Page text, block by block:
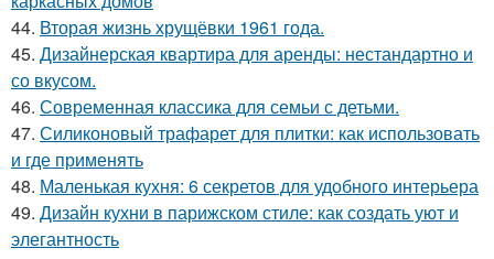
44. Вторая жизнь хрущёвки 1961 года.
45. Дизайнерская квартира для аренды: нестандартно и
со вкусом.
46. Современная классика для семьи с детьми.
47. Силиконовый трафарет для плитки: как использовать
и где применять
48. Маленькая кухня: 6 секретов для удобного интерьера
49. Дизайн кухни в парижском стиле: как создать уют и
элегантность